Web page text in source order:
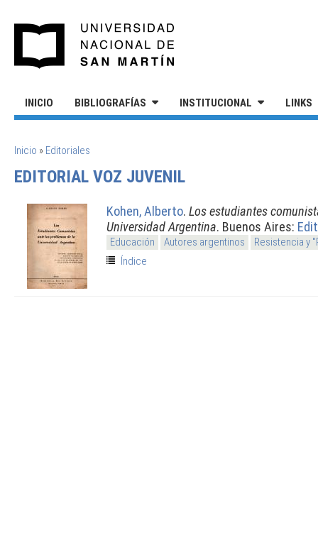
INICIO BIBLIOGRAFÍAS INSTITUCIONAL LINKS
SE ENCUENTRA USTED AQUÍ
Inicio » Editoriales
EDITORIAL VOZ JUVENIL
Kohen, Alberto. Los estudiantes
Universidad Argentina. Buenos Aires:
Educación Autores argentinos
Resistencia y
Índice